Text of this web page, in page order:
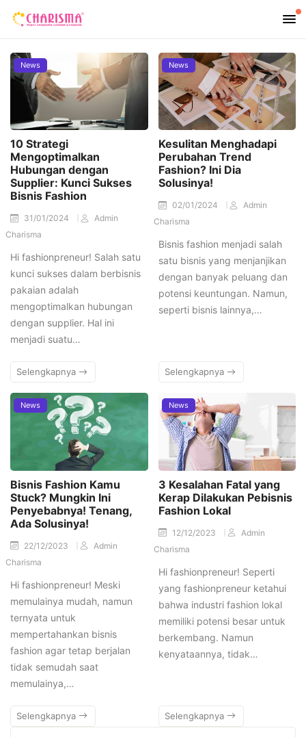
News
10 Strategi
Mengoptimalkan
Hubungan dengan
Supplier: Kunci Sukses
Bisnis Fashion
31/01/2024
Admin
Charisma
Hi fashionpreneur! Salah satu
kunci sukses dalam berbisnis
pakaian adalah
mengoptimalkan hubungan
dengan supplier. Hal ini
menjadi suatu…
Selengkapnya
News
Kesulitan Menghadapi
Perubahan Trend
Fashion? Ini Dia
Solusinya!
02/01/2024
Admin
Charisma
Bisnis fashion menjadi salah
satu bisnis yang menjanjikan
dengan banyak peluang dan
potensi keuntungan. Namun,
seperti bisnis lainnya,…
Selengkapnya
News
Bisnis Fashion Kamu
Stuck? Mungkin Ini
Penyebabnya! Tenang,
Ada Solusinya!
22/12/2023
Admin
Charisma
Hi fashionpreneur! Meski
memulainya mudah, namun
ternyata untuk
mempertahankan bisnis
fashion agar tetap berjalan
tidak semudah saat
memulainya,…
Selengkapnya
News
3 Kesalahan Fatal yang
Kerap Dilakukan Pebisnis
Fashion Lokal
12/12/2023
Admin
Charisma
Hi fashionpreneur! Seperti
yang fashionpreneur ketahui
bahwa industri fashion lokal
memiliki potensi besar untuk
berkembang. Namun
kenyataannya, tidak…
Selengkapnya